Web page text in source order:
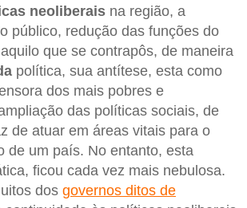
neoliberais na região, a
público, redução das funções do
que se contrapôs, de maneira
política, sua antítese, esta como
dos mais pobres e
das políticas sociais, de
de atuar em áreas vitais para o
de um país. No entanto, esta
ficou cada vez mais nebulosa.
dos governos ditos de